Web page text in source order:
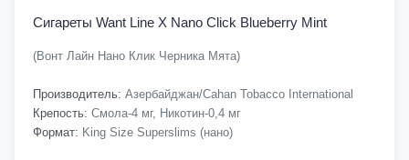
Сигареты Want Line X Nano Click Blueberry Mint
(Вонт Лайн Нано Клик Черника Мята)
Производитель: Азербайджан/Cahan Tobacco International
Крепость: Смола-4 мг, Никотин-0,4 мг
Формат: King Size Superslims (нано)